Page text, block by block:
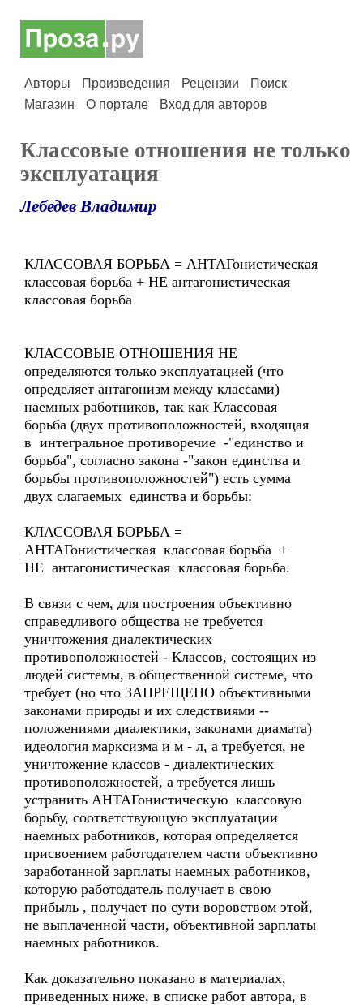
Авторы Произведения Рецензии
Поиск
Магазин
О портале Вход для авторов
Классовые отношения не только
эксплуатация
Лебедев Владимир
КЛАССОВАЯ БОРЬБА = АНТАГонистическая
классовая борьба + НЕ антагонистическая
классовая борьба
КЛАССОВЫЕ ОТНОШЕНИЯ НЕ
определяются только эксплуатацией (что
определяет антагонизм между классами)
наемных работников, так как Классовая
борьба (двух противоположностей, входящая
в интегральное противоречие -"единство и
борьба", согласно закона -"закон единства и
борьбы противоположностей") есть сумма
двух слагаемых единства и борьбы:
КЛАССОВАЯ БОРЬБА =
АНТАГонистическая классовая борьба +
НЕ антагонистическая классовая борьба.
В связи с чем, для построения объективно
справедливого общества не требуется
уничтожения диалектических
противоположностей - Классов, состоящих из
людей системы, в общественной системе, что
требует (но что ЗАПРЕЩЕНО объективными
законами природы и их следствиями --
положениями диалектики, законами диамата)
идеология марксизма и м - л, а требуется, не
уничтожение классов - диалектических
противоположностей, а требуется лишь
устранить АНТАГонистическую классовую
борьбу, соответствующую эксплуатации
наемных работников, которая определяется
присвоением работодателем части объективно
заработанной зарплаты наемных работников,
которую работодатель получает в свою
прибыль , получает по сути воровством этой,
не выплаченной части, объективной зарплаты
наемных работников.
Как доказательно показано в материалах,
приведенных ниже, в списке работ автора, в